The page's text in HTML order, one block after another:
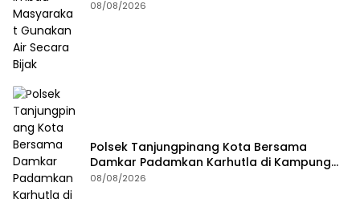
Bijak
08/08/2026
Polsek Tanjungpinang Kota Bersama
Damkar Padamkan Karhutla di Kampung
Bugis
08/08/2026